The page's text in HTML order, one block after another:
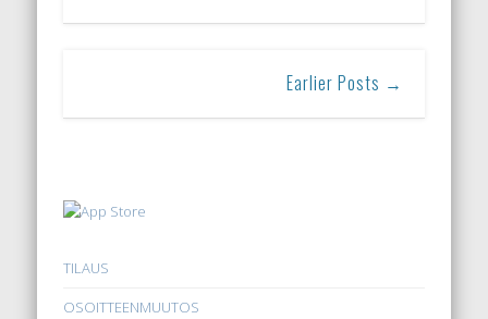
Earlier Posts →
TILAUS
OSOITTEENMUUTOS